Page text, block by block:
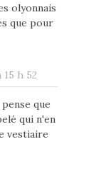
olyonnais
que pour
15 h 52
pense que
qui n'en
vestiaire